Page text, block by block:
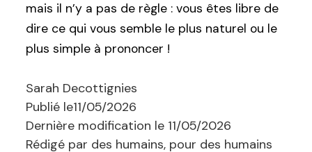
mais il n’y a pas de règle : vous êtes libre de
dire ce qui vous semble le plus naturel ou le
plus simple à prononcer !
Sarah Decottignies
Publié le11/05/2026
Dernière modification le 11/05/2026
Rédigé par des humains, pour des humains